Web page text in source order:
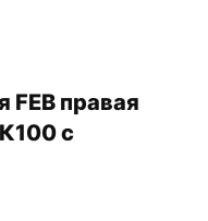
FEB правая
с